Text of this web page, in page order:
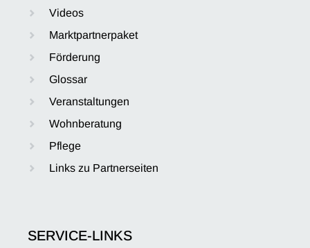
Videos
Marktpartnerpaket
Förderung
Glossar
Veranstaltungen
Wohnberatung
Pflege
Links zu Partnerseiten
SERVICE-LINKS